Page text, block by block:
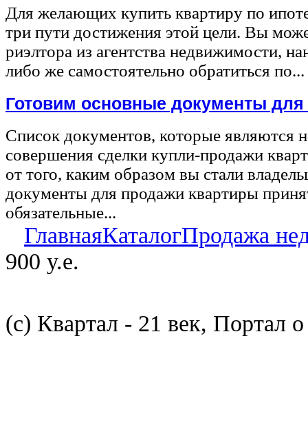
Для желающих купить квартиру по
три пути достижения этой цели. Вы
риэлтора из агентства недвижимости,
либо же самостоятельно обратиться по...
Готовим основные документы
Список документов, которые являются
совершения сделки купли-продажи
от того, каким образом вы стали
документы для продажи квартиры
обязательные...
ГлавнаяКаталогПродажа
900 у.е.
(с) Квартал - 21 век, Портал